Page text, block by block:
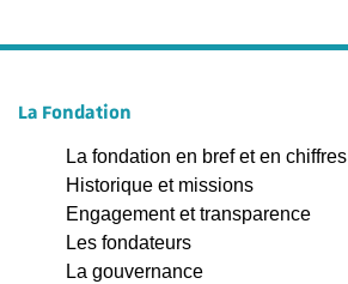
La Fondation
La fondation en bref et en chiffres
Historique et missions
Engagement et transparence
Les fondateurs
La gouvernance